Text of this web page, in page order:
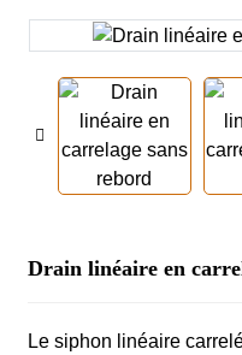
Drain linéaire en
Le siphon linéaire